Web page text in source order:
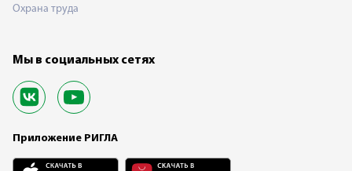
Охрана труда
Мы в социальных сетях
Приложение РИГЛА